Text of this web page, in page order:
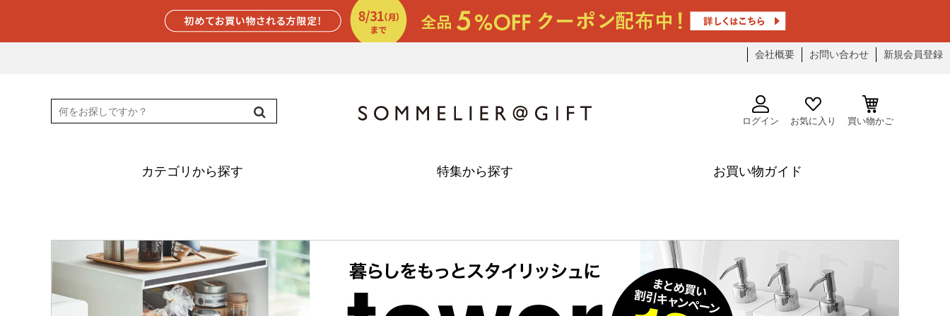
会社概要 お問い合わせ 新規会員登録
ログイン お気に入り 買い物かご
カテゴリから探す 特集から探す お買い物ガイド